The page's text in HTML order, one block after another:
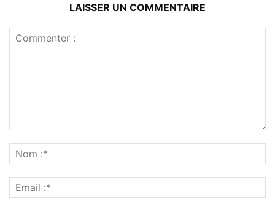
LAISSER UN COMMENTAIRE